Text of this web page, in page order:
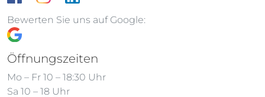
Bewerten Sie uns auf Google:
Öffnungszeiten
Mo – Fr 10 – 18:30 Uhr
Sa 10 – 18 Uhr